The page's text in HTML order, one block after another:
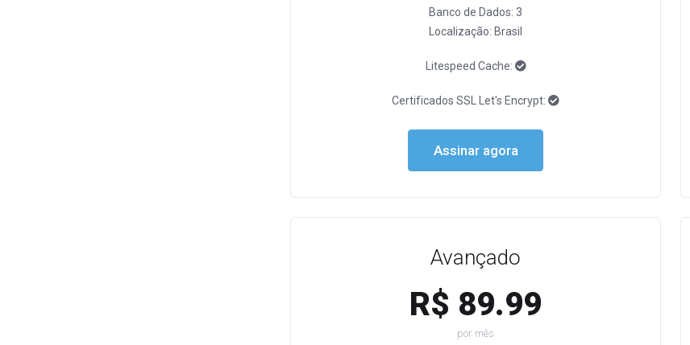
Banco de Dados: 3
Localização: Brasil
Litespeed Cache:
Certificados SSL Let's Encrypt:
Assinar agora
Avançado
R$ 89.99
por mês